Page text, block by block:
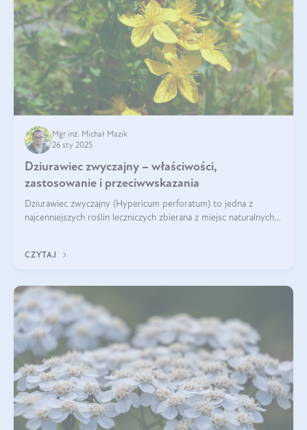
Mgr inż. Michał Mazik
26 sty 2025
Dziurawiec zwyczajny – właściwości,
zastosowanie i przeciwwskazania
Dziurawiec zwyczajny (Hypericum perforatum) to jedna z
najcenniejszych roślin leczniczych zbierana z miejsc naturalnych i
CZYTAJ